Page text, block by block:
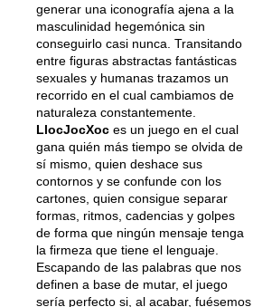
generar una iconografía ajena a la
masculinidad hegemónica sin
conseguirlo casi nunca. Transitando
entre figuras abstractas fantásticas
sexuales y humanas trazamos un
recorrido en el cual cambiamos de
naturaleza constantemente.
LlocJocXoc es un juego en el cual
gana quién más tiempo se olvida de
sí mismo, quien deshace sus
contornos y se confunde con los
cartones, quien consigue separar
formas, ritmos, cadencias y golpes
de forma que ningún mensaje tenga
la firmeza que tiene el lenguaje.
Escapando de las palabras que nos
definen a base de mutar, el juego
sería perfecto si, al acabar, fuésemos